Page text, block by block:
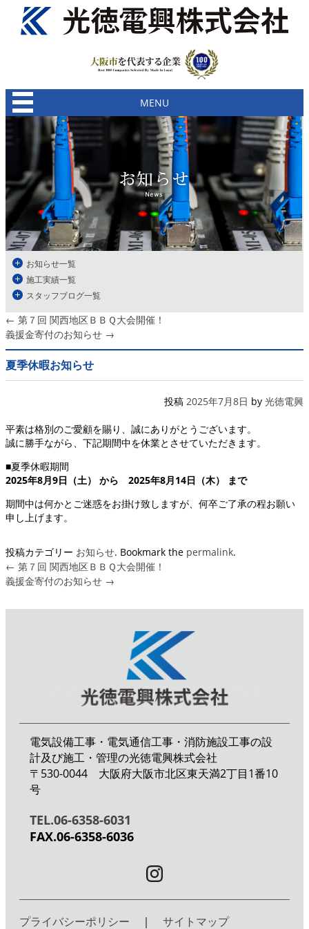
MENU
お知らせ一覧
施工実績一覧
スタッフブログ一覧
← 第７回 関西地区ＢＢＱ大会開催！
義援金寄付のお知らせ →
夏季休暇お知らせ
投稿 2025年7月8日 by 光徳電興
平素は格別のご愛顧を賜り、誠にありがとうございます。
誠に勝手ながら、下記期間中を休業とさせていただきます。
■夏季休暇期間
2025年8月9日（土） から 2025年8月14日（木） まで
期間中は何かとご迷惑をお掛け致しますが、何卒ご了承の程お願い
申し上げます。
投稿カテゴリー お知らせ. Bookmark the permalink.
← 第７回 関西地区ＢＢＱ大会開催！
義援金寄付のお知らせ →
電気設備工事・電気通信工事・消防施設工事の設
計及び施工・管理の光徳電興株式会社
〒530-0044 大阪府大阪市北区東天満2丁目1番10
号
TEL.06-6358-6031
FAX.06-6358-6036
プライバシーポリシー ｜ サイトマップ